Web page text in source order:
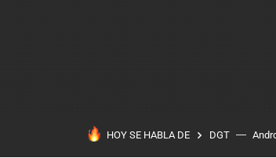
HOY SE HABLA DE DGT